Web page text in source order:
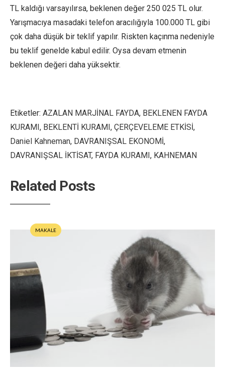
TL kaldığı varsayılırsa, beklenen değer 250 025 TL olur.
Yarışmacıya masadaki telefon aracılığıyla 100.000 TL gibi
çok daha düşük bir teklif yapılır. Riskten kaçınma nedeniyle
bu teklif genelde kabul edilir. Oysa devam etmenin
beklenen değeri daha yüksektir.
Etiketler: AZALAN MARJİNAL FAYDA, BEKLENEN FAYDA
KURAMI , BEKLENTİ KURAMI , ÇERÇEVELEME ETKİSİ,
Daniel Kahneman, DAVRANIŞSAL EKONOMİ,
DAVRANIŞSAL İKTİSAT, FAYDA KURAMI , KAHNEMAN
Related Posts
MAKALE